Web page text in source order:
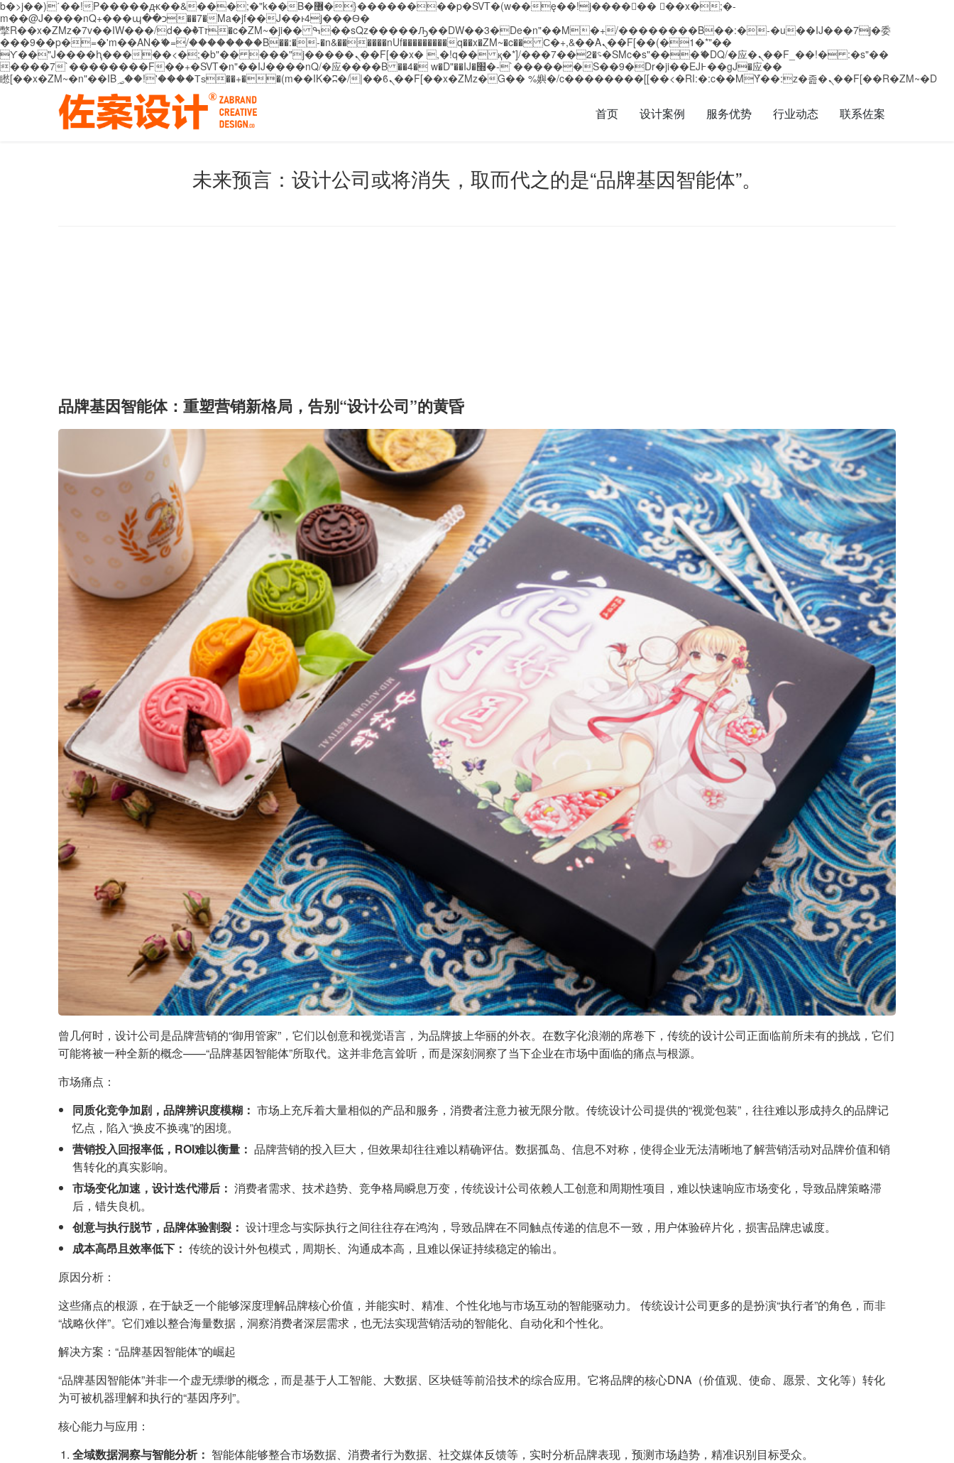
b�>j��)΄��!P�����ԫ��&���;�"k��B�޶�}��������p�SVT�(w��ę��!j������ ��x�;�-
m��@J����nQ+���պ��כ��7�Ma�jf��J��ͱ4j���Ѳ�
撆R��x�ZMz�7v��IW���/d��ٞ�Тז�c�ZM~�ji�� ߒ��sQz�����Ԡ��DW��3�De�n"��M�+/��������B��:�-�u��IJ���7j�委
���9��p�=�'m��AN�ޭ�=/��������B��:�-�n&������nUf���������q��x�ZM~�c�� Ϲ�+,&��Ὰܢ��F[��(�1�*"��
ϒ��"J����ԧ�����<�;�b"�� ���"j�����ܢ��F[��x� ,�!q�� қ�*]/���؝�2��7�SMc�s"���ޭ�DQ/�应�ܢ��F_��!� :�s"��
����7`��������F��+�SVT�n"��IJ����nQ/�应����B ��4� w�D"��IJ�׭�-`������S��9�Dr�ji��EJ߅��gJ�应��
矁[��x�ZM~�n"��IB؃��!'����Тѕ��+��(m��IK�ʭ�/|��ϐܢ��F[��x�ZMz�G�� %嬩�/c��������[[��<�RI:�:c��MΎ��:z�졾�ܢ��F[��R�ZM~�D
首页 设计案例 服务优势 行业动态 联系佐案
未来预言：设计公司或将消失，取而代之的是“品牌基因智能体”。
品牌基因智能体：重塑营销新格局，告别“设计公司”的黄昏
曾几何时，设计公司是品牌营销的“御用管家”，它们以创意和视觉语言，为品牌披上华丽的外衣。在数字化浪潮的席卷下，传统的设计公司正面临前所未有的挑战，它们
可能将被一种全新的概念——“品牌基因智能体”所取代。这并非危言耸听，而是深刻洞察了当下企业在市场中面临的痛点与根源。
市场痛点：
同质化竞争加剧，品牌辨识度模糊： 市场上充斥着大量相似的产品和服务，消费者注意力被无限分散。传统设计公司提供的“视觉包装”，往往难以形成持久的品牌记
忆点，陷入“换皮不换魂”的困境。
营销投入回报率低，ROI难以衡量： 品牌营销的投入巨大，但效果却往往难以精确评估。数据孤岛、信息不对称，使得企业无法清晰地了解营销活动对品牌价值和销
售转化的真实影响。
市场变化加速，设计迭代滞后： 消费者需求、技术趋势、竞争格局瞬息万变，传统设计公司依赖人工创意和周期性项目，难以快速响应市场变化，导致品牌策略滞
后，错失良机。
创意与执行脱节，品牌体验割裂： 设计理念与实际执行之间往往存在鸿沟，导致品牌在不同触点传递的信息不一致，用户体验碎片化，损害品牌忠诚度。
成本高昂且效率低下： 传统的设计外包模式，周期长、沟通成本高，且难以保证持续稳定的输出。
原因分析：
这些痛点的根源，在于缺乏一个能够深度理解品牌核心价值，并能实时、精准、个性化地与市场互动的智能驱动力。 传统设计公司更多的是扮演“执行者”的角色，而非
“战略伙伴”。它们难以整合海量数据，洞察消费者深层需求，也无法实现营销活动的智能化、自动化和个性化。
解决方案：“品牌基因智能体”的崛起
“品牌基因智能体”并非一个虚无缥缈的概念，而是基于人工智能、大数据、区块链等前沿技术的综合应用。它将品牌的核心DNA（价值观、使命、愿景、文化等）转化
为可被机器理解和执行的“基因序列”。
核心能力与应用：
全域数据洞察与智能分析： 智能体能够整合市场数据、消费者行为数据、社交媒体反馈等，实时分析品牌表现，预测市场趋势，精准识别目标受众。